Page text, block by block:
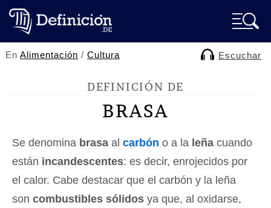
EnAlimentación /Cultura Escuchar
DEFINICIÓN DE
BRASA
Se denomina brasa al carbón o a la leña cuando
están incandescentes: es decir, enrojecidos por
el calor. Cabe destacar que el carbón y la leña
son combustibles sólidos ya que, al oxidarse,